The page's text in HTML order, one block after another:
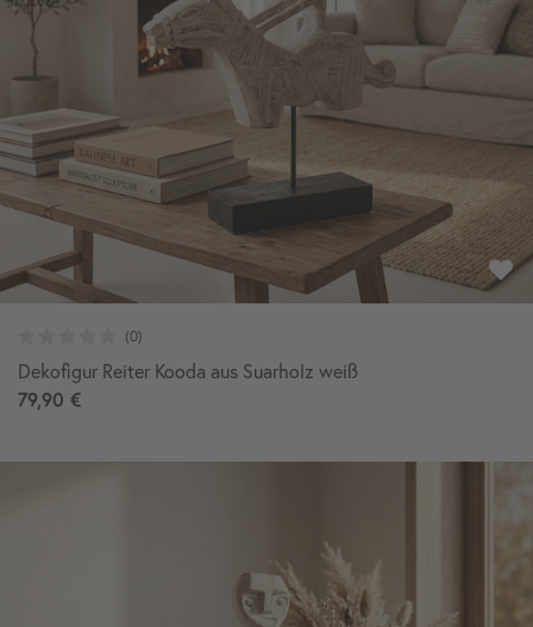
Dekofigur Reiter Kooda aus Suarholz weiß
79,90 €